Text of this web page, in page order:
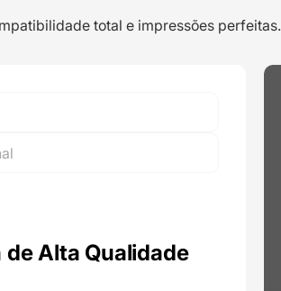
total e impressões perfeitas.
de Alta Qualidade